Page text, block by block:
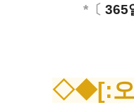
*〔 365
◇◆[: